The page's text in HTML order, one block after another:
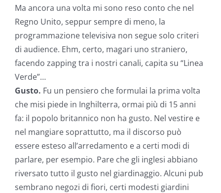
Ma ancora una volta mi sono reso conto che nel
Regno Unito, seppur sempre di meno, la
programmazione televisiva non segue solo criteri
di audience. Ehm, certo, magari uno straniero,
facendo zapping tra i nostri canali, capita su “Linea
Verde”…
Gusto. Fu un pensiero che formulai la prima volta
che misi piede in Inghilterra, ormai più di 15 anni
fa: il popolo britannico non ha gusto. Nel vestire e
nel mangiare soprattutto, ma il discorso può
essere esteso all’arredamento e a certi modi di
parlare, per esempio. Pare che gli inglesi abbiano
riversato tutto il gusto nel giardinaggio. Alcuni pub
sembrano negozi di fiori, certi modesti giardini